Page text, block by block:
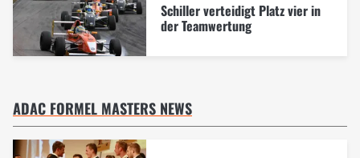
Schiller verteidigt Platz vier in
der Teamwertung
ADAC FORMEL MASTERS NEWS